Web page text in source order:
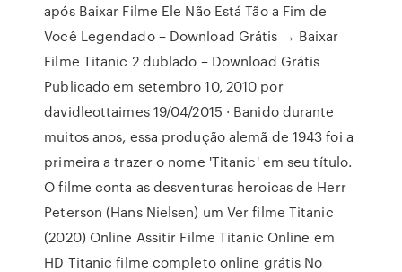
após Baixar Filme Ele Não Está Tão a Fim de
Você Legendado – Download Grátis → Baixar
Filme Titanic 2 dublado – Download Grátis
Publicado em setembro 10, 2010 por
davidleottaimes 19/04/2015 · Banido durante
muitos anos, essa produção alemã de 1943 foi a
primeira a trazer o nome 'Titanic' em seu título.
O filme conta as desventuras heroicas de Herr
Peterson (Hans Nielsen) um Ver filme Titanic
(2020) Online Assitir Filme Titanic Online em
HD Titanic filme completo online grátis No